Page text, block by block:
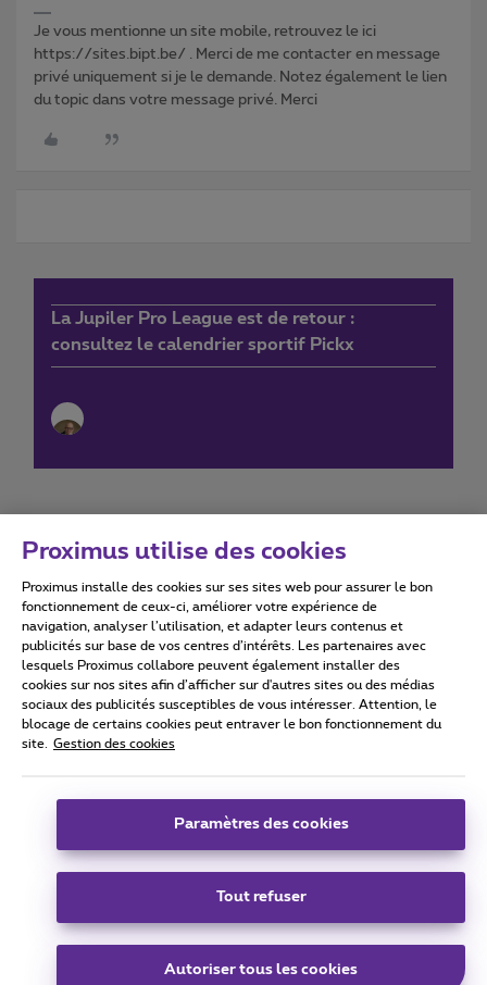
Je vous mentionne un site mobile, retrouvez le ici
https://sites.bipt.be/ . Merci de me contacter en message
privé uniquement si je le demande. Notez également le lien
du topic dans votre message privé. Merci
La Jupiler Pro League est de retour :
consultez le calendrier sportif Pickx
Conditions d'utilisation Accessibility statement
Tous droits réservés. © 2026 Proximus
Conditions générales, info consommateur
Coordonnées de l’entreprise
Boulevard du Roi Albert II 27 - B-1030 Bruxelles.
Carrier & Wholesale Solutions
|Telindus
Proximus utilise des cookies
Proximus installe des cookies sur ses sites web pour assurer le bon
fonctionnement de ceux-ci, améliorer votre expérience de
navigation, analyser l’utilisation, et adapter leurs contenus et
publicités sur base de vos centres d’intérêts. Les partenaires avec
lesquels Proximus collabore peuvent également installer des
cookies sur nos sites afin d’afficher sur d'autres sites ou des médias
sociaux des publicités susceptibles de vous intéresser. Attention, le
blocage de certains cookies peut entraver le bon fonctionnement du
site.
Gestion des cookies
Paramètres des cookies
Tout refuser
Autoriser tous les cookies